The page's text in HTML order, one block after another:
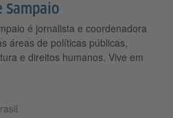
Sampaio
é jornalista e coordenadora
áreas de políticas públicas,
e direitos humanos. Vive em